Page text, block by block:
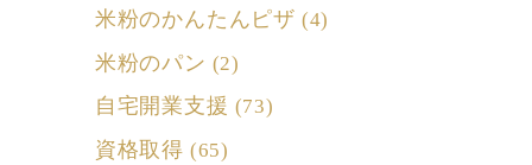
米粉のかんたんピザ (4)
米粉のパン (2)
自宅開業支援 (73)
資格取得 (65)